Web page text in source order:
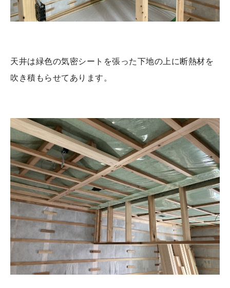
天井は緑色の気密シートを張った下地の上に断熱材を
吹き積もらせてあります。